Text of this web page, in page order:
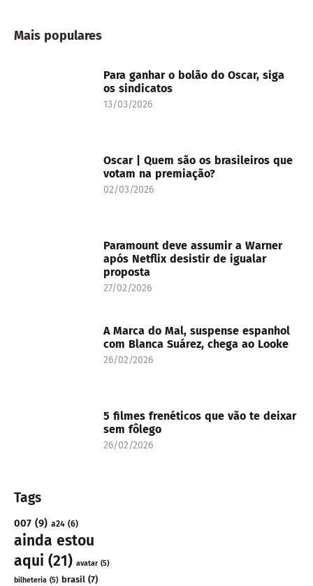
Mais populares
Para ganhar o bolão do Oscar, siga
os sindicatos
13/03/2026
Oscar | Quem são os brasileiros que
votam na premiação?
02/03/2026
Paramount deve assumir a Warner
após Netflix desistir de igualar
proposta
27/02/2026
A Marca do Mal, suspense espanhol
com Blanca Suárez, chega ao Looke
26/02/2026
5 filmes frenéticos que vão te deixar
sem fôlego
26/02/2026
Tags
007 (9) a24 (6)
ainda estou
aqui (21) avatar(5)
bilheteria (5) brasil (7)